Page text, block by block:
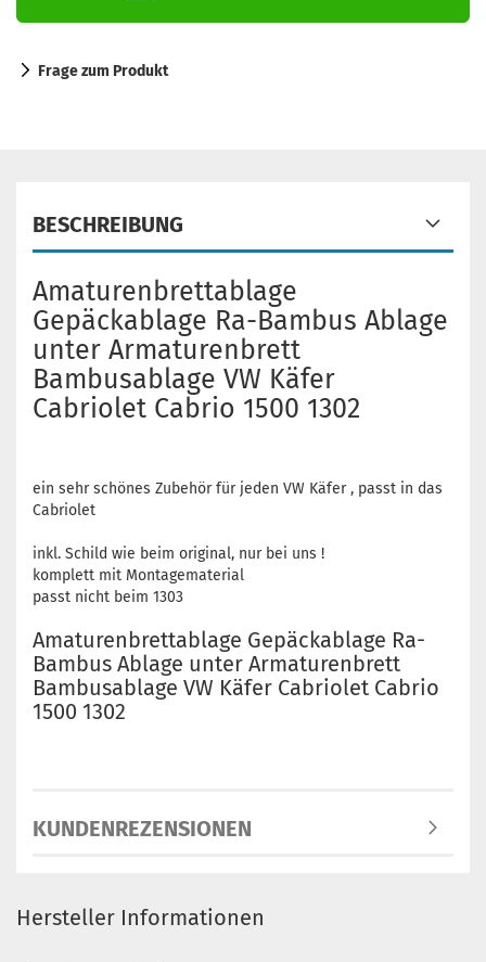
Frage zum Produkt
BESCHREIBUNG
Amaturenbrettablage
Gepäckablage Ra-Bambus Ablage
unter Armaturenbrett
Bambusablage VW Käfer
Cabriolet Cabrio 1500 1302
ein sehr schönes Zubehör für jeden VW Käfer , passt in das
Cabriolet
inkl. Schild wie beim original, nur bei uns !
komplett mit Montagematerial
passt nicht beim 1303
Amaturenbrettablage Gepäckablage Ra-
Bambus Ablage unter Armaturenbrett
Bambusablage VW Käfer Cabriolet Cabrio
1500 1302
KUNDENREZENSIONEN
Hersteller Informationen